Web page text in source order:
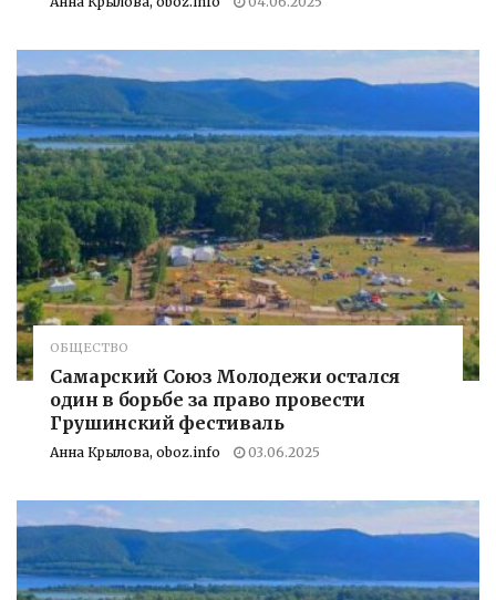
ОБЩЕСТВО
Самарский Союз Молодежи остался
один в борьбе за право провести
Грушинский фестиваль
Анна Крылова, oboz.info 03.06.2025